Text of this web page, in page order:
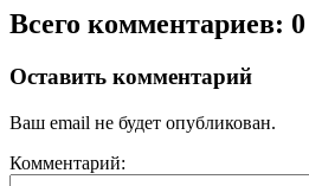
Всего комментариев: 0
Оставить комментарий
Ваш email не будет опубликован.
Комментарий: